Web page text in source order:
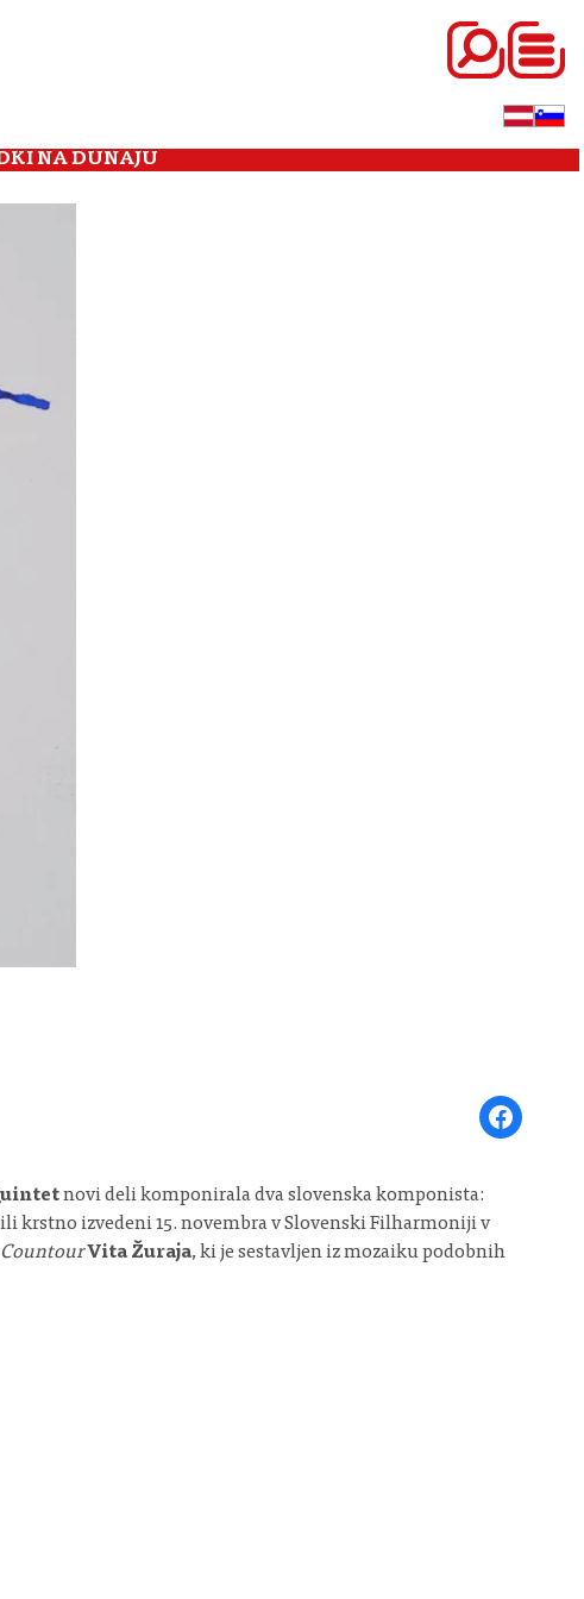
NA DUNAJU
Share on
novi deli komponirala dva slovenska komponista:
krstno izvedeni 15. novembra v Slovenski Filharmoniji v
CountourVita Žuraja, ki je sestavljen iz mozaiku podobnih